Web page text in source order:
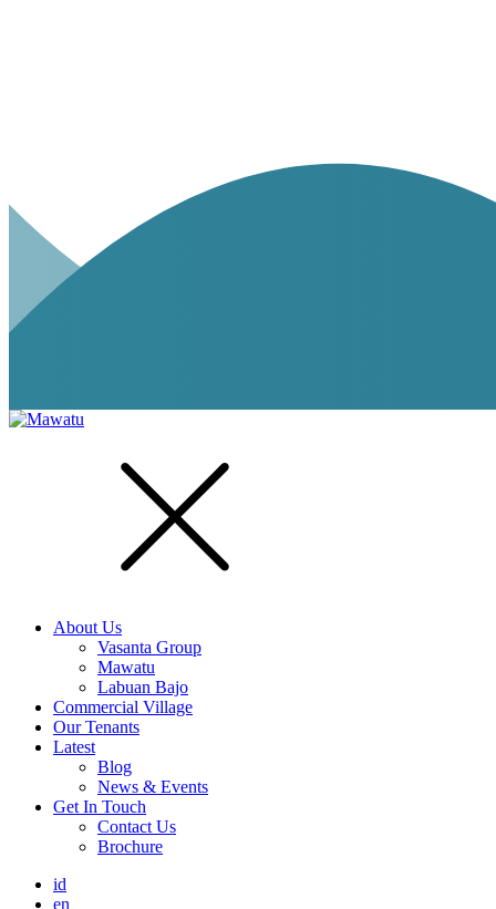
About Us
Vasanta Group
Mawatu
Labuan Bajo
Commercial Village
Our Tenants
Latest
Blog
News & Events
Get In Touch
Contact Us
Brochure
id
en